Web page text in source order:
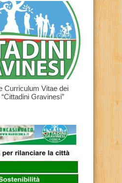
Curriculum Vitae dei
Gravinesi”